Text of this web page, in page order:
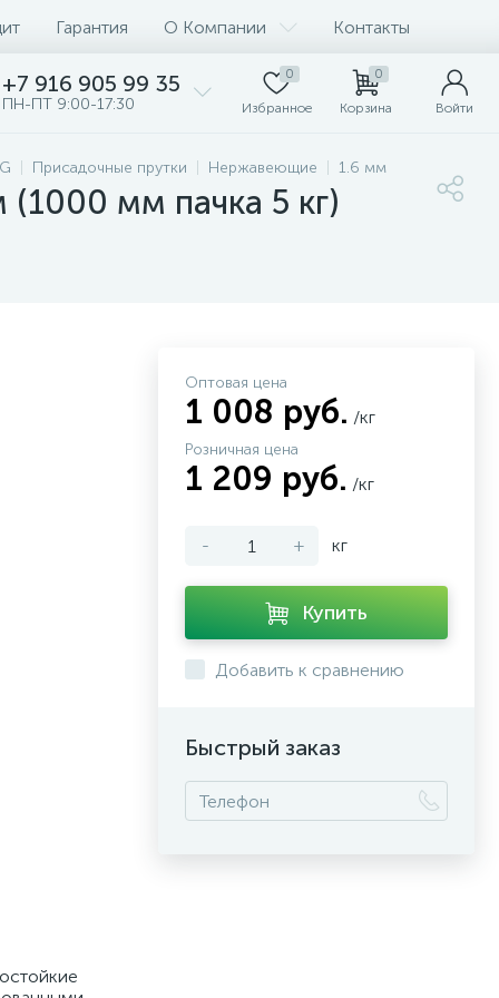
Гарантия О Компании Контакты
+7 916 905 99 35
ПН-ПТ 9:00-17:30
0
Избранное
0
Корзина Войти
Присадочные прутки Нержавеющие 1.6 мм
мм пачка 5 кг)
Оптовая цена
1 008 руб. /кг
Розничная цена
1 209 руб. /кг
- + кг
Купить
Добавить к сравнению
Быстрый заказ